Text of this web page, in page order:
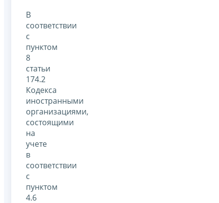
В
соответствии
с
пунктом
8
статьи
174.2
Кодекса
иностранными
организациями,
состоящими
на
учете
в
соответствии
с
пунктом
4.6